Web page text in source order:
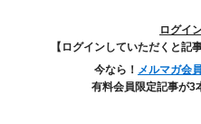
ログイ
【ログインしていただくと記
今なら！ メルマガ会
有料会員限定記事が3